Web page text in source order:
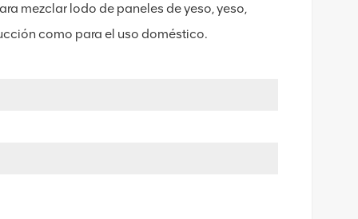
mezclar lodo de paneles de yeso, yeso,
como para el uso doméstico.